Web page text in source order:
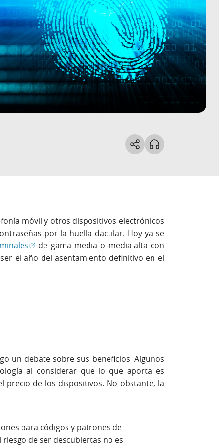
móvil y otros dispositivos electrónicos
por la huella dactilar. Hoy ya se
(Abrir en ventana nueva)
de gama media o media-alta con
el año del asentamiento definitivo en el
un debate sobre sus beneficios. Algunos
al considerar que lo que aporta es
precio de los dispositivos. No obstante, la
para códigos y patrones de
de ser descubiertas no es